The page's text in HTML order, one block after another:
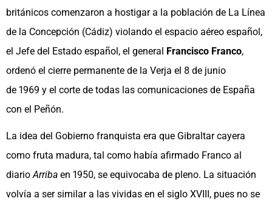
británicos comenzaron a hostigar a la población de La Línea
de la Concepción (Cádiz) violando el espacio aéreo español,
el Jefe del Estado español, el general Francisco Franco,
ordenó el cierre permanente de la Verja el 8 de junio​
de 1969 y el corte de todas las comunicaciones de España
con el Peñón.
La idea del Gobierno franquista era que Gibraltar cayera
como fruta madura, tal como había afirmado Franco al
diarioArriba en 1950, se equivocaba de pleno. La situación
volvía a ser similar a las vividas en el siglo XVIII, pues no se